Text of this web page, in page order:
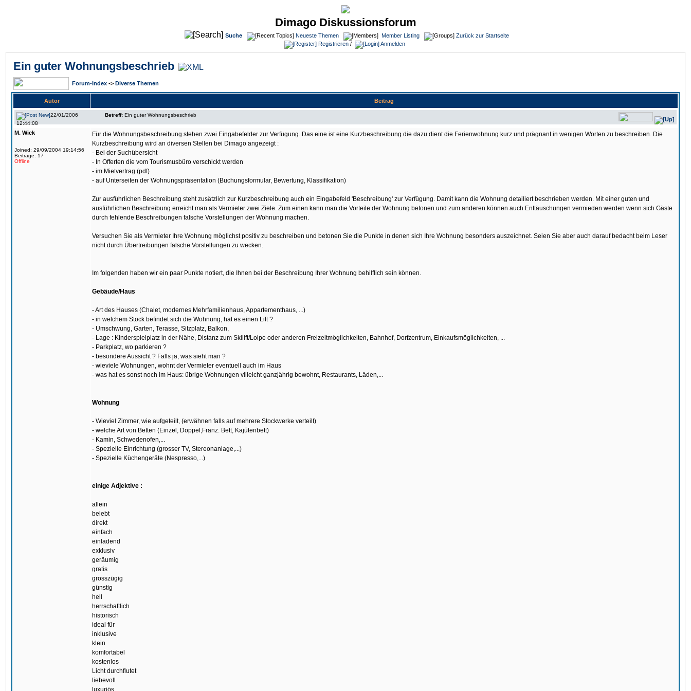
Dimago Diskussionsforum
Suche Neueste Themen Member Listing
Zurück zur Startseite
Registrieren / Anmelden
Ein guter Wohnungsbeschrieb
Forum-Index -> Diverse Themen
Autor Beitrag
22/01/2006
12:44:08
Betreff: Ein guter Wohnungsbeschrieb
M. Wick
Joined: 29/09/2004 19:14:56
Beiträge: 17
Offline
Für die Wohnungsbeschreibung stehen zwei Eingabefelder zur Verfügung. Das eine ist eine Kurzbeschreibung die dazu dient die Ferienwohnung kurz und prägnant in wenigen Worten zu beschreiben. Die
Kurzbeschreibung wird an diversen Stellen bei Dimago angezeigt :
- Bei der Suchübersicht
- In Offerten die vom Tourismusbüro verschickt werden
- im Mietvertrag (pdf)
- auf Unterseiten der Wohnungspräsentation (Buchungsformular, Bewertung, Klassifikation)
Zur ausführlichen Beschreibung steht zusätzlich zur Kurzbeschreibung auch ein Eingabefeld 'Beschreibung' zur Verfügung. Damit kann die Wohnung detailiert beschrieben werden. Mit einer guten und
ausführlichen Beschreibung erreicht man als Vermieter zwei Ziele. Zum einen kann man die Vorteile der Wohnung betonen und zum anderen können auch Enttäuschungen vermieden werden wenn sich Gäste
durch fehlende Beschreibungen falsche Vorstellungen der Wohnung machen.
Versuchen Sie als Vermieter Ihre Wohnung möglichst positiv zu beschreiben und betonen Sie die Punkte in denen sich Ihre Wohnung besonders auszeichnet. Seien Sie aber auch darauf bedacht beim Leser
nicht durch Übertreibungen falsche Vorstellungen zu wecken.
Im folgenden haben wir ein paar Punkte notiert, die Ihnen bei der Beschreibung Ihrer Wohnung behilflich sein können.
Gebäude/Haus
- Art des Hauses (Chalet, modernes Mehrfamilienhaus, Appartementhaus, ...)
- in welchem Stock befindet sich die Wohnung, hat es einen Lift ?
- Umschwung, Garten, Terasse, Sitzplatz, Balkon,
- Lage : Kinderspielplatz in der Nähe, Distanz zum Skilift/Loipe oder anderen Freizeitmöglichkeiten, Bahnhof, Dorfzentrum, Einkaufsmöglichkeiten, ...
- Parkplatz, wo parkieren ?
- besondere Aussicht ? Falls ja, was sieht man ?
- wieviele Wohnungen, wohnt der Vermieter eventuell auch im Haus
- was hat es sonst noch im Haus: übrige Wohnungen villeicht ganzjährig bewohnt, Restaurants, Läden,...
Wohnung
- Wieviel Zimmer, wie aufgeteilt, (erwähnen falls auf mehrere Stockwerke verteilt)
- welche Art von Betten (Einzel, Doppel,Franz. Bett, Kajütenbett)
- Kamin, Schwedenofen,...
- Spezielle Einrichtung (grosser TV, Stereonanlage,...)
- Spezielle Küchengeräte (Nespresso,...)
einige Adjektive :
allein
belebt
direkt
einfach
einladend
exklusiv
geräumig
gratis
grosszügig
günstig
hell
herrschaftlich
historisch
ideal für
inklusive
klein
komfortabel
kostenlos
Licht durchflutet
liebevoll
luxuriös